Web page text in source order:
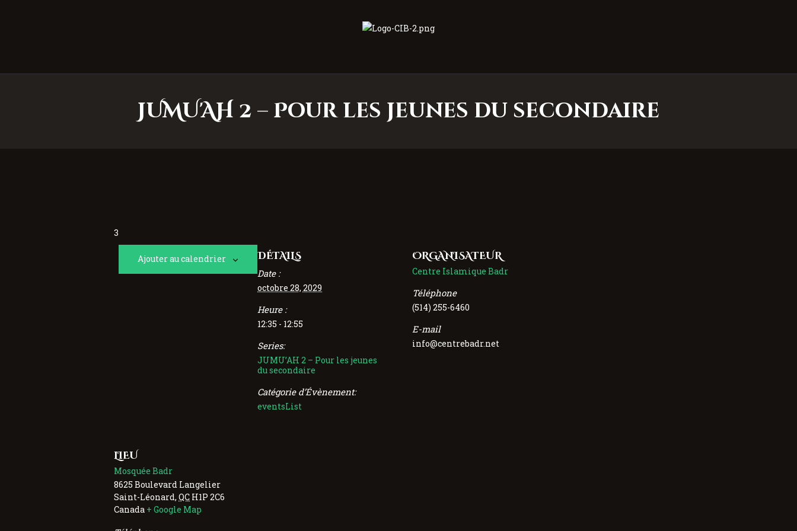
JUMU'AH 2 – Pour les jeunes du secondaire
3
Ajouter au calendrier DÉTAILS
Date :
octobre 28, 2029
Heure :
12:35 - 12:55
Series:
JUMU’AH 2 – Pour les jeunes
du secondaire
Catégorie d’Évènement:
eventsList
ORGANISATEUR
Centre Islamique Badr
Téléphone
(514) 255-6460
E-mail
info@centrebadr.net
LIEU
Mosquée Badr
8625 Boulevard Langelier
Saint-Léonard, QC H1P 2C6
Canada + Google Map